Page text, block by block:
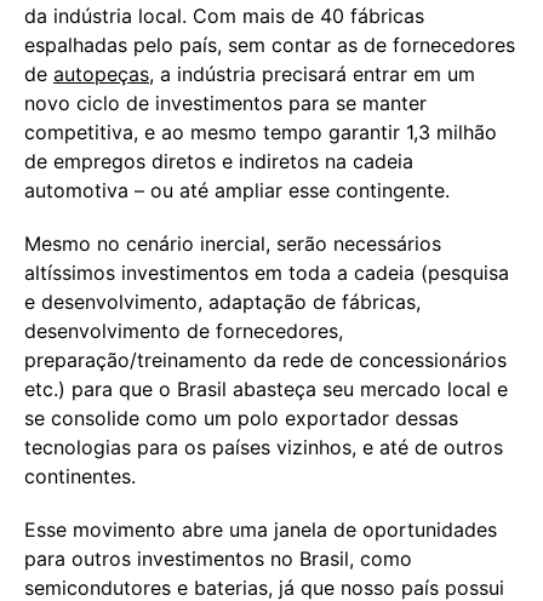
da indústria local. Com mais de 40 fábricas
espalhadas pelo país, sem contar as de fornecedores
de autopeças, a indústria precisará entrar em um
novo ciclo de investimentos para se manter
competitiva, e ao mesmo tempo garantir 1,3 milhão
de empregos diretos e indiretos na cadeia
automotiva – ou até ampliar esse contingente.
Mesmo no cenário inercial, serão necessários
altíssimos investimentos em toda a cadeia (pesquisa
e desenvolvimento, adaptação de fábricas,
desenvolvimento de fornecedores,
preparação/treinamento da rede de concessionários
etc.) para que o Brasil abasteça seu mercado local e
se consolide como um polo exportador dessas
tecnologias para os países vizinhos, e até de outros
continentes.
Esse movimento abre uma janela de oportunidades
para outros investimentos no Brasil, como
semicondutores e baterias, já que nosso país possui